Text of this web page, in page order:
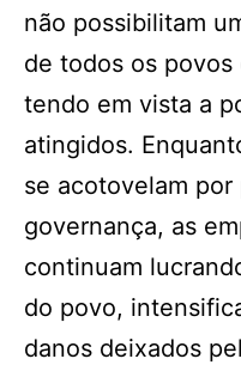
não possibilitam
de todos os
tendo em vista a
atingidos.
se acotovelam por
governança, as
continuam
do povo,
danos deixados